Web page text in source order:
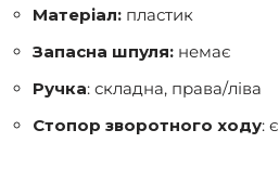
Матеріал: пластик
Запасна шпуля: немає
Ручка: складна, права/ліва
Стопор зворотного ходу: є